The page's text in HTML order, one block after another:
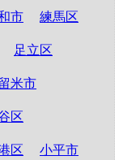
市 練馬区
足立区
米市
区
区 小平市